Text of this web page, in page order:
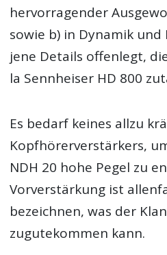
hervorragender
sowie b) in Dynamik
jene Details offenlegt,
la Sennheiser HD 800
Es bedarf keines allzu
Kopfhörerverstärkers,
NDH 20 hohe Pegel zu
Vorverstärkung ist
bezeichnen, was der
zugutekommen kann.